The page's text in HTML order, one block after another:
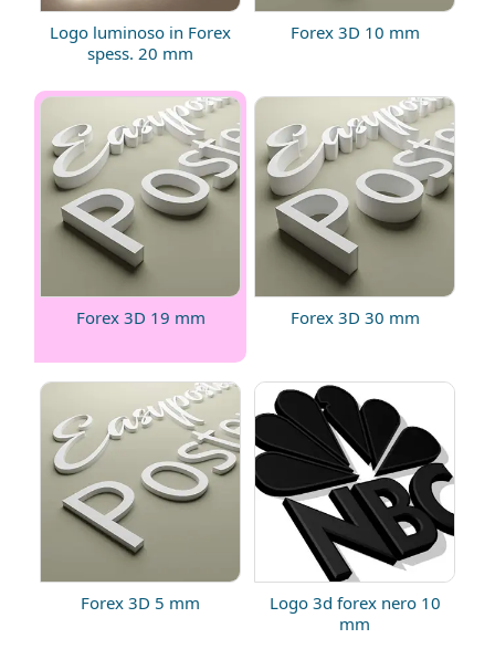
Logo luminoso in Forex
spess. 20 mm
Forex 3D 10 mm
Forex 3D 19 mm Forex 3D 30 mm
Forex 3D 5 mm
Logo 3d forex nero 10
mm